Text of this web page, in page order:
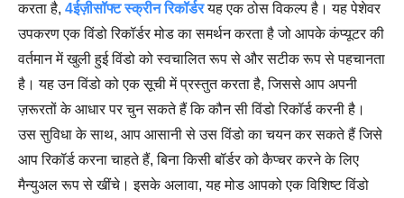
करता है, 4ईज़ीसॉफ्ट स्क्रीन रिकॉर्डरयह एक ठोस विकल्प है। यह पेशेवर
उपकरण एक विंडो रिकॉर्डर मोड का समर्थन करता है जो आपके कंप्यूटर की
वर्तमान में खुली हुई विंडो को स्वचालित रूप से और सटीक रूप से पहचानता
है। यह उन विंडो को एक सूची में प्रस्तुत करता है, जिससे आप अपनी
ज़रूरतों के आधार पर चुन सकते हैं कि कौन सी विंडो रिकॉर्ड करनी है।
उस सुविधा के साथ, आप आसानी से उस विंडो का चयन कर सकते हैं जिसे
आप रिकॉर्ड करना चाहते हैं, बिना किसी बॉर्डर को कैप्चर करने के लिए
मैन्युअल रूप से खींचे। इसके अलावा, यह मोड आपको एक विशिष्ट विंडो